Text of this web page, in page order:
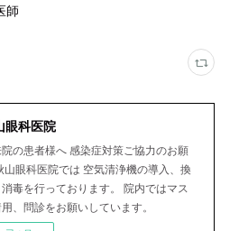
眼科医院
院の患者様へ 感染症対策ご協力のお願
山眼科医院では 空気清浄機の導入、換
毒を行っております。 院内ではマス
、問診をお願いしています。